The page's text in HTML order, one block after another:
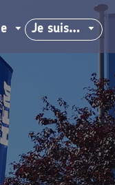
Je suis…